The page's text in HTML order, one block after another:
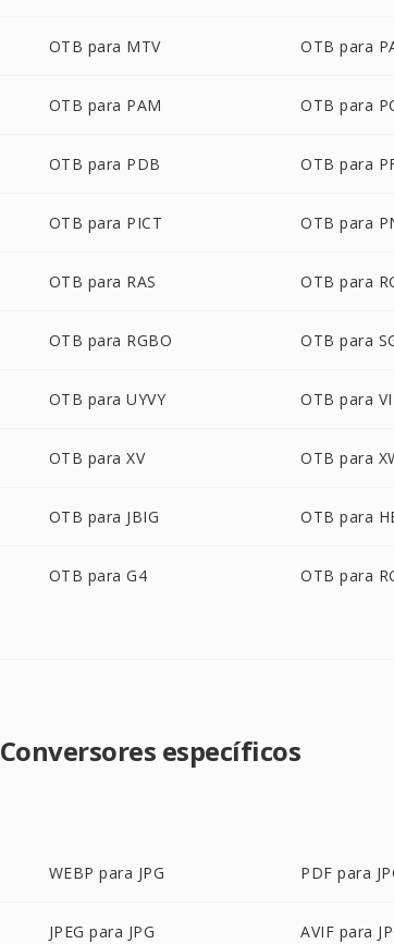
OTB para MTV OTB para
OTB para PAM OTB para
OTB para PDB OTB para
OTB para PICT OTB para
OTB para RAS OTB para
OTB para RGBO OTB para
OTB para UYVY OTB para
OTB para XV OTB para
OTB para JBIG OTB para
OTB para G4 OTB para
Conversores específicos
WEBP para JPG PDF para
JPEG para JPG AVIF para